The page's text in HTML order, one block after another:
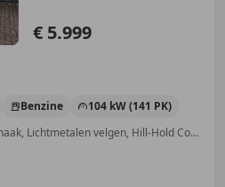
€ 5.999
Benzine
104 kW (141 PK)
Met onderhoudshistorie, Trekhaak, Lichtmetalen velgen, Hill-Hold Control, Airconditioning, CD, Alarm, Airbag bestuurder